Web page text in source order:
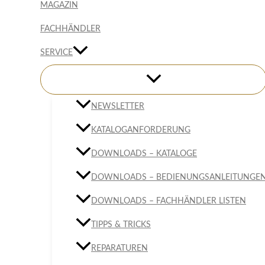
MAGAZIN
FACHHÄNDLER
SERVICE
NEWSLETTER
KATALOGANFORDERUNG
DOWNLOADS – KATALOGE
DOWNLOADS –
DOWNLOADS – FACHHÄNDLER LISTEN
TIPPS & TRICKS
REPARATUREN